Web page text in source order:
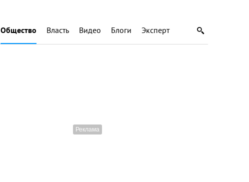
Общество Власть Видео Блоги Эксперт